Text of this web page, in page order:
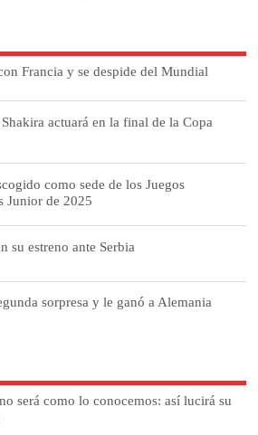
Francia y se despide del Mundial
actuará en la final de la Copa
como sede de los Juegos
Junior de 2025
su estreno ante Serbia
sorpresa y le ganó a Alemania
será como lo conocemos: así lucirá su